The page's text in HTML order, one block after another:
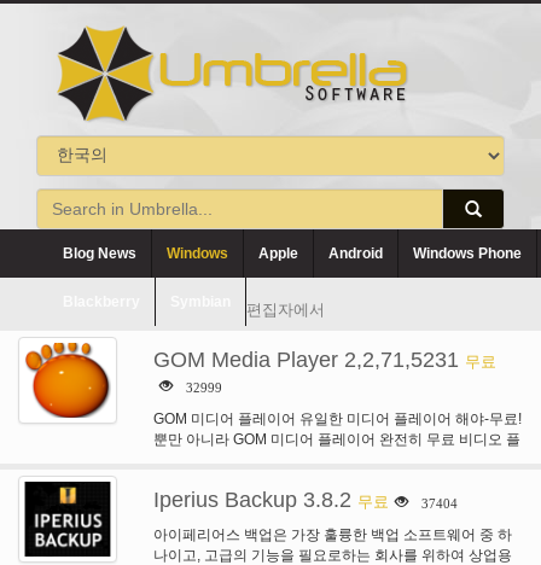
Blog News Windows Apple Android Windows Phone
편집자에서
GOM Media Player 2,2,71,5231 무료
32999
GOM 미디어 플레이어 유일한 미디어 플레이어 해야-무료!
뿐만 아니라 GOM 미디어 플레이어 완전히 무료 비디오 플
Iperius Backup 3.8.2 무료 37404
아이페리어스 백업은 가장 훌륭한 백업 소프트웨어 중 하
나이고, 고급의 기능을 필요로하는 회사를 위하여 상업용